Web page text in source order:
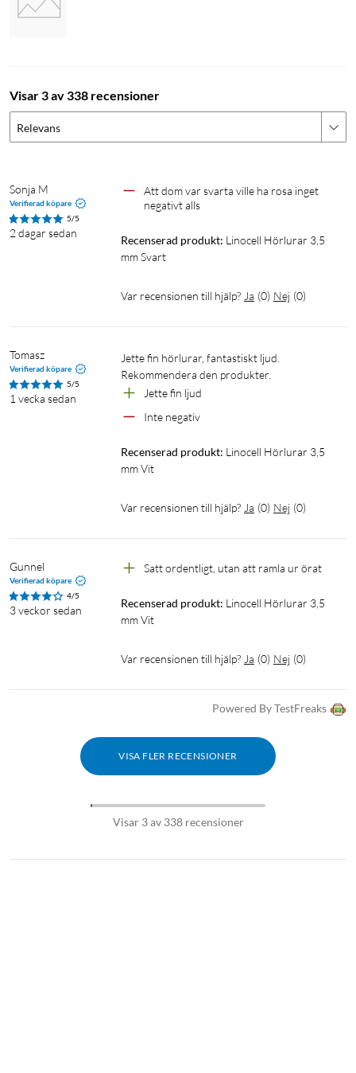
Visar 3 av 338 recensioner
Relevans
Sonja M
Verifierad köpare
5/5
2 dagar sedan
Att dom var svarta ville ha rosa inget
negativt alls
Recenserad produkt: Linocell Hörlurar 3,5
mm Svart
Var recensionen till hjälp? Ja (0) Nej (0)
Tomasz
Verifierad köpare
5/5
1 vecka sedan
Jette fin hörlurar, fantastiskt ljud.
Rekommendera den produkter.
Jette fin ljud
Inte negativ
Recenserad produkt: Linocell Hörlurar 3,5
mm Vit
Var recensionen till hjälp? Ja (0) Nej (0)
Gunnel
Verifierad köpare
4/5
3 veckor sedan
Satt ordentligt, utan att ramla ur örat
Recenserad produkt: Linocell Hörlurar 3,5
mm Vit
Var recensionen till hjälp? Ja (0) Nej (0)
Powered By TestFreaks
VISA FLER RECENSIONER
Visar 3 av 338 recensioner